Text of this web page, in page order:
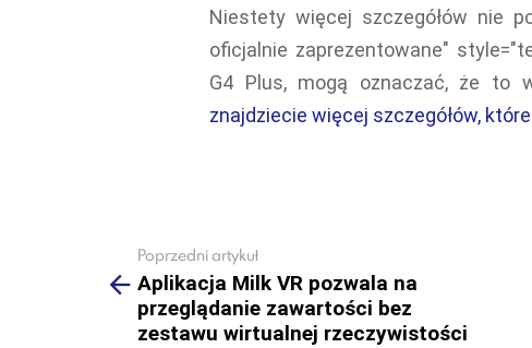
Niestety więcej szczegółów nie
oficjalnie zaprezentowane"
G4 Plus, mogą oznaczać, że to
znajdziecie więcej szczegółów,
more
Poprzedni artykuł
Aplikacja Milk VR pozwala na
przeglądanie zawartości bez
zestawu wirtualnej rzeczywistości